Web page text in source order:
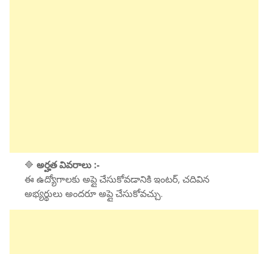
🔷 అర్హత వివరాలు :-
ఈ ఉద్యోగాలకు అప్లై చేసుకోవడానికి ఇంటర్, చదివిన
అభ్యర్థులు అందరూ అప్లై చేసుకోవచ్చు.